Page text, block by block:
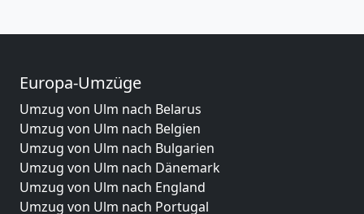
Europa-Umzüge
Umzug von Ulm nach Belarus
Umzug von Ulm nach Belgien
Umzug von Ulm nach Bulgarien
Umzug von Ulm nach Dänemark
Umzug von Ulm nach England
Umzug von Ulm nach Portugal